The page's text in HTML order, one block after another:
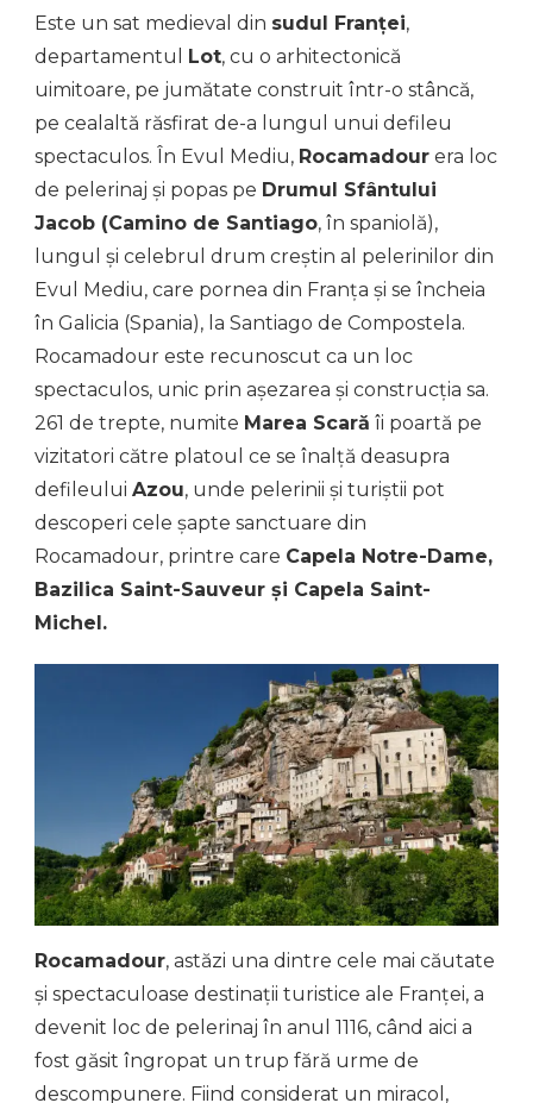
Este un sat medieval din sudul Franței,
departamentul Lot, cu o arhitectonică
uimitoare, pe jumătate construit într-o stâncă,
pe cealaltă răsfirat de-a lungul unui defileu
spectaculos. În Evul Mediu, Rocamadour era loc
de pelerinaj și popas pe Drumul Sfântului
Jacob (Camino de Santiago, în spaniolă),
lungul și celebrul drum creștin al pelerinilor din
Evul Mediu, care pornea din Franța și se încheia
în Galicia (Spania), la Santiago de Compostela.
Rocamadour este recunoscut ca un loc
spectaculos, unic prin așezarea și construcția sa.
261 de trepte, numite Marea Scară îi poartă pe
vizitatori către platoul ce se înalță deasupra
defileului Azou, unde pelerinii și turiștii pot
descoperi cele șapte sanctuare din
Rocamadour, printre care Capela Notre-Dame,
Bazilica Saint-Sauveur și Capela Saint-
Michel.
Rocamadour, astăzi una dintre cele mai căutate
și spectaculoase destinații turistice ale Franței, a
devenit loc de pelerinaj în anul 1116, când aici a
fost găsit îngropat un trup fără urme de
descompunere. Fiind considerat un miracol,